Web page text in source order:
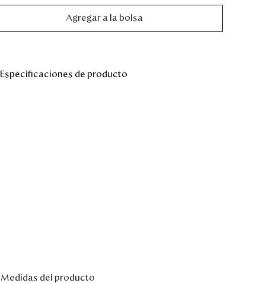
Agregar a la bolsa
Especificaciones de producto
Medidas del producto